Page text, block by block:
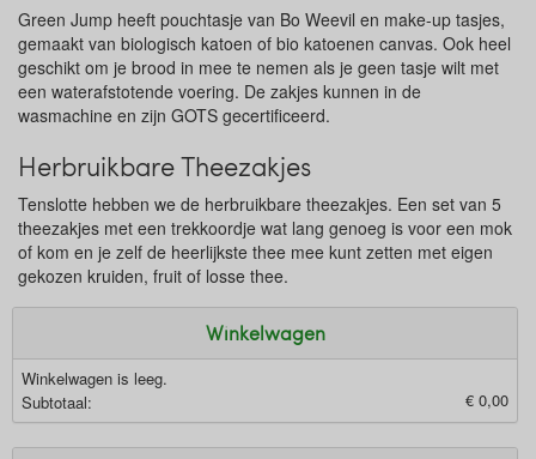
Green Jump heeft pouchtasje van Bo Weevil en make-up tasjes,
gemaakt van biologisch katoen of bio katoenen canvas. Ook heel
geschikt om je brood in mee te nemen als je geen tasje wilt met
een waterafstotende voering. De zakjes kunnen in de
wasmachine en zijn GOTS gecertificeerd.
Herbruikbare Theezakjes
Tenslotte hebben we de herbruikbare theezakjes. Een set van 5
theezakjes met een trekkoordje wat lang genoeg is voor een mok
of kom en je zelf de heerlijkste thee mee kunt zetten met eigen
gekozen kruiden, fruit of losse thee.
Winkelwagen
Winkelwagen is leeg.
Subtotaal:
€ 0,00